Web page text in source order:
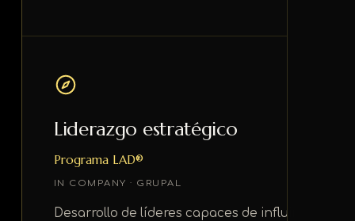
Liderazgo estratégico
Programa LAD®
IN COMPANY · GRUPAL
Desarrollo de líderes capaces de influir,